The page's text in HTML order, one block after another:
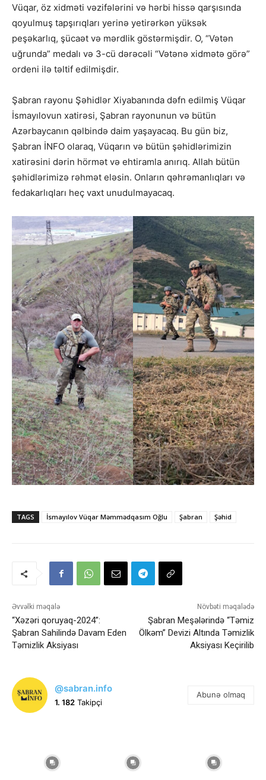
Vüqar, öz xidməti vəzifələrini və hərbi hissə qarşısında
qoyulmuş tapşırıqları yerinə yetirərkən yüksək
peşəkarlıq, şücaət və mərdlik göstərmişdir. O, “Vətən
uğrunda” medalı və 3-cü dərəcəli “Vətənə xidmətə görə”
ordeni ilə təltif edilmişdir.
Şabran rayonu Şəhidlər Xiyabanında dəfn edilmiş Vüqar
İsmayılovun xatirəsi, Şabran rayonunun və bütün
Azərbaycanın qəlbində daim yaşayacaq. Bu gün biz,
Şabran İNFO olaraq, Vüqarın və bütün şəhidlərimizin
xatirəsini dərin hörmət və ehtiramla anırıq. Allah bütün
şəhidlərimizə rəhmət eləsin. Onların qəhrəmanlıqları və
fedakarlıqları heç vaxt unudulmayacaq.
TAGS İsmayılov Vüqar Məmmədqasım Oğlu Şabran Şəhid
Əvvəlki məqalə
“Xəzəri qoruyaq-2024”:
Şabran Sahilində Davam Eden
Təmizlik Aksiyası
Növbəti məqalədə
Şabran Meşələrində “Təmiz
Ölkəm” Devizi Altında Təmizlik
Aksiyası Keçirilib
@sabran.info
1. 182 Takipçi
Abunə olmaq